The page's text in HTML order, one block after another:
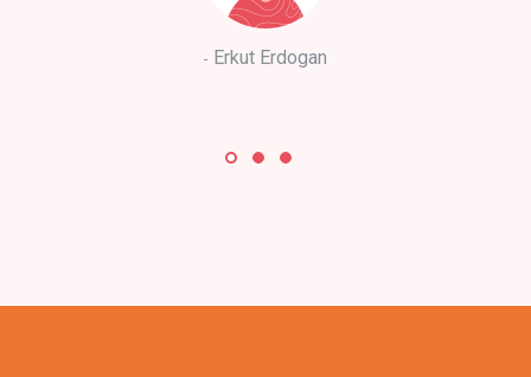
Erkut Erdogan